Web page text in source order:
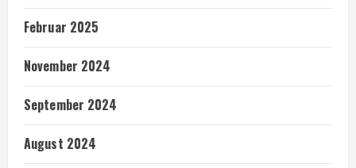
Februar 2025
November 2024
September 2024
August 2024